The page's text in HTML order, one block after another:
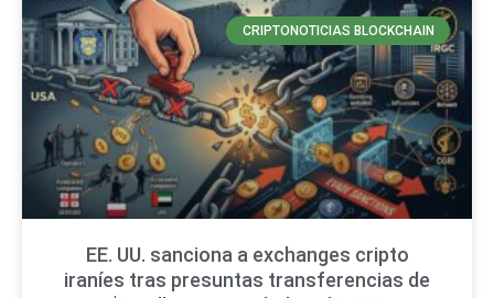
CRIPTONOTICIAS BLOCKCHAIN
EE. UU. sanciona a exchanges cripto
iraníes tras presuntas transferencias de